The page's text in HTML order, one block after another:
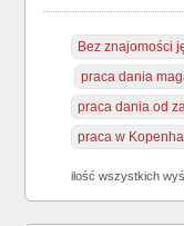
Bez znajomości
praca dania
praca dania od
praca w
ilość wszystkich